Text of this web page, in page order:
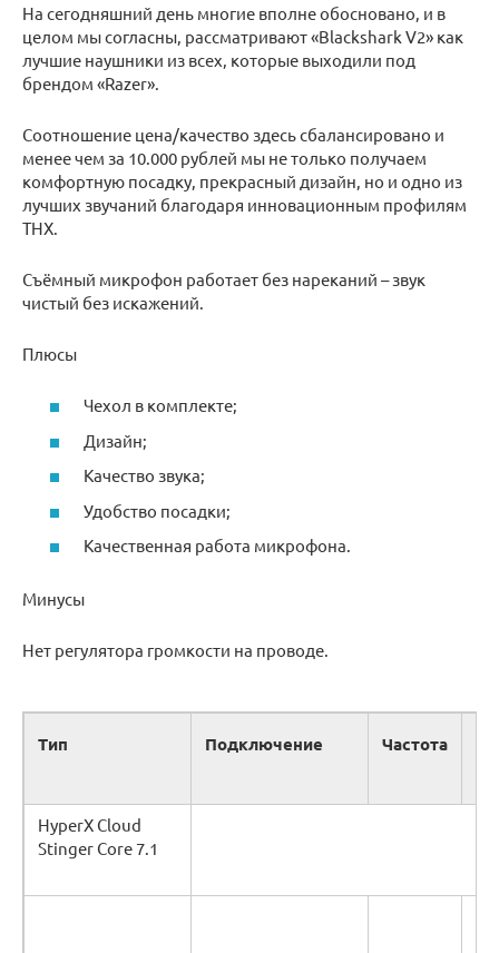
На сегодняшний день многие вполне обосновано, и в
целом мы согласны, рассматривают «Blackshark V2» как
лучшие наушники из всех, которые выходили под
брендом «Razer».
Соотношение цена/качество здесь сбалансировано и
менее чем за 10.000 рублей мы не только получаем
комфортную посадку, прекрасный дизайн, но и одно из
лучших звучаний благодаря инновационным профилям
THX.
Съёмный микрофон работает без нареканий – звук
чистый без искажений.
Плюсы
Чехол в комплекте;
Дизайн;
Качество звука;
Удобство посадки;
Качественная работа микрофона.
Минусы
Нет регулятора громкости на проводе.
Тип Подключение Частота
HyperX Cloud
Stinger Core 7.1